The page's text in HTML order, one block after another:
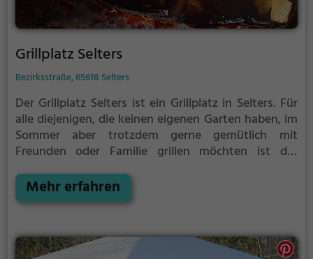
Grillplatz Selters
Bezirksstraße, 65618 Selters
Der Grillplatz Selters ist ein Grillplatz in Selters. Für
alle diejenigen, die keinen eigenen Garten haben, im
Sommer aber trotzdem gerne gemütlich mit
Freunden oder Familie grillen möchten ist der
Grillplatzes: keine Nachbarn. Hier kann eine Feier
ruhig auch mal bis spät in die Nacht gehen und
den meisten Fällen unter euch und könnt
niemanden stören.
Mehr erfahren